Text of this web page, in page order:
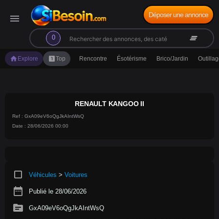
menu
0
search clear_all
Déposer une annonce
home Explore looks_oneTop Rencontre Ésotérisme Brico/Jardin
RENAULT KANGOO II
Ref : GxA09eV6oQgJkAIntWsQ
Date : 28/06/2026 00:00
crop_square Véhicules > Voitures
date_range Publié le 28/06/2026
source GxA09eV6oQgJkAIntWsQ